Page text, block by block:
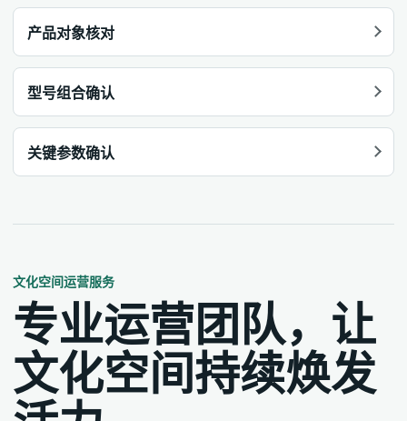
产品对象核对
型号组合确认
关键参数确认
文化空间运营服务
专业运营团队，让
文化空间持续焕发